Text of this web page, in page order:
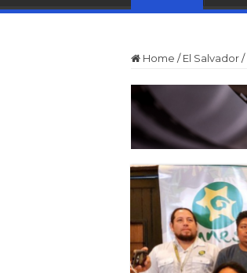
Home / El Salvador/